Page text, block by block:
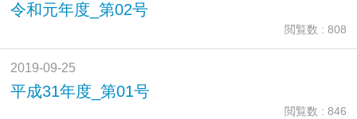
令和元年度_第02号
閲覧数 : 808
2019-09-25
平成31年度_第01号
閲覧数 : 846